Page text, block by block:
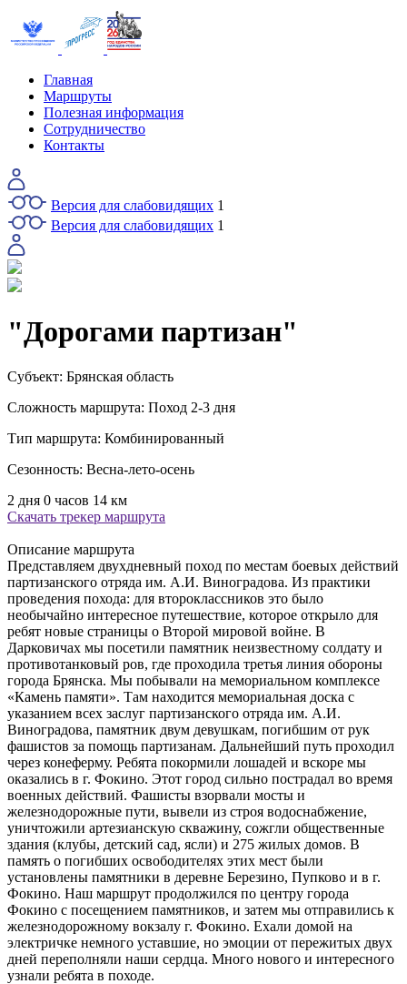
Главная
Маршруты
Полезная информация
Сотрудничество
Контакты
Версия для слабовидящих 1
Версия для слабовидящих 1
"Дорогами партизан"
Субъект: Брянская область
Сложность маршрута: Поход 2-3 дня
Тип маршрута: Комбинированный
Сезонность: Весна-лето-осень
2 дня 0 часов 14 км
Скачать трекер маршрута
Описание маршрута
Представляем двухдневный поход по местам боевых действий
партизанского отряда им. А.И. Виноградова. Из практики
проведения похода: для второклассников это было
необычайно интересное путешествие, которое открыло для
ребят новые страницы о Второй мировой войне. В
Дарковичах мы посетили памятник неизвестному солдату и
противотанковый ров, где проходила третья линия обороны
города Брянска. Мы побывали на мемориальном комплексе
«Камень памяти». Там находится мемориальная доска с
указанием всех заслуг партизанского отряда им. А.И.
Виноградова, памятник двум девушкам, погибшим от рук
фашистов за помощь партизанам. Дальнейший путь проходил
через конеферму. Ребята покормили лошадей и вскоре мы
оказались в г. Фокино. Этот город сильно пострадал во время
военных действий. Фашисты взорвали мосты и
железнодорожные пути, вывели из строя водоснабжение,
уничтожили артезианскую скважину, сожгли общественные
здания (клубы, детский сад, ясли) и 275 жилых домов. В
память о погибших освободителях этих мест были
установлены памятники в деревне Березино, Пупково и в г.
Фокино. Наш маршрут продолжился по центру города
Фокино с посещением памятников, и затем мы отправились к
железнодорожному вокзалу г. Фокино. Ехали домой на
электричке немного уставшие, но эмоции от пережитых двух
дней переполняли наши сердца. Много нового и интересного
узнали ребята в походе.